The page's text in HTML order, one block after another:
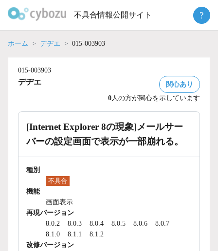
不具合情報公開サイト ?
ホーム デヂエ 015-003903
015-003903
デヂエ
関心あり
0 人の方が関心を示しています
[Internet Explorer 8の現象]メールサー
バーの設定画面で表示が一部崩れる。
種別
不具合
機能
画面表示
再現バージョン
8.0.2
8.0.3 8.0.4 8.0.5 8.0.6
8.0.7
8.1.0
8.1.1
8.1.2
改修バージョン